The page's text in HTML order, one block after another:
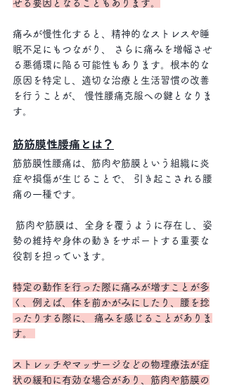
せる要因となることもあります。
痛みが慢性化すると、精神的なストレスや睡
眠不足にもつながり、 さらに痛みを増幅させ
る悪循環に陥る可能性もあります。根本的な
原因を特定し、適切な治療と生活習慣の改善
を行うことが、 慢性腰痛克服への鍵となりま
す。
筋筋膜性腰痛とは？
筋筋膜性腰痛は、筋肉や筋膜という組織に炎
症や損傷が生じることで、 引き起こされる腰
痛の一種です。
勢の維持や身体の動きをサポートする重要な
役割を担っています。
特定の動作を行った際に痛みが増すことが多
く、例えば、体を前かがみにしたり、腰を捻
ったりする際に、 痛みを感じることがありま
す。
ストレッチやマッサージなどの物理療法が症
状の緩和に有効な場合があり、筋肉や筋膜の